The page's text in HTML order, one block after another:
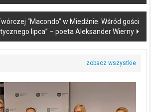
“Macondo” w Miedźnie. Wśród gości
lipca” – poeta Aleksander Wierny